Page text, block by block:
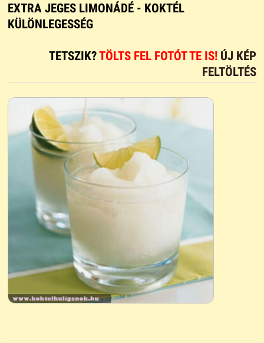
EXTRA JEGES LIMONÁDÉ - KOKTÉL
KÜLÖNLEGESSÉG
TETSZIK?TÖLTS FEL FOTÓT TE IS! ÚJ KÉP
FELTÖLTÉS